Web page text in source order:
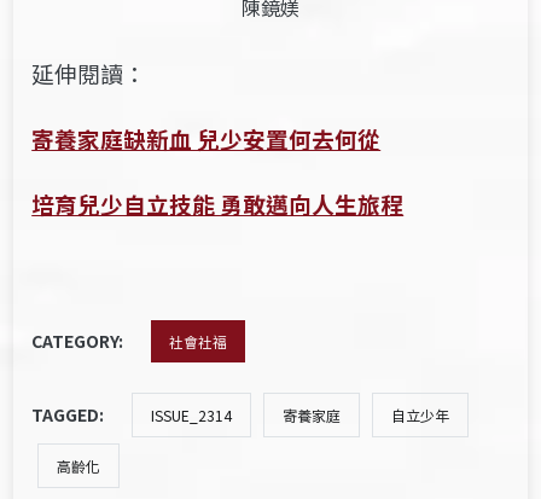
陳鏡媄
延伸閱讀：
寄養家庭缺新血 兒少安置何去何從
培育兒少自立技能 勇敢邁向人生旅程
CATEGORY: 社會社福
TAGGED: ISSUE_2314 寄養家庭 自立少年
高齡化